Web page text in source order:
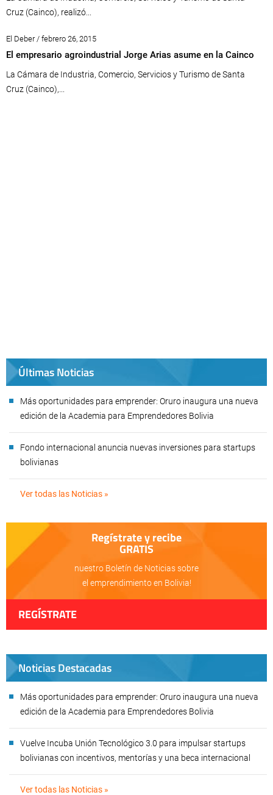
Cruz (Cainco), realizó...
El Deber / febrero 26, 2015
El empresario agroindustrial Jorge Arias asume en la Cainco
La Cámara de Industria, Comercio, Servicios y Turismo de Santa
Cruz (Cainco),...
Últimas Noticias
Más oportunidades para emprender: Oruro inaugura una nueva
edición de la Academia para Emprendedores Bolivia
Fondo internacional anuncia nuevas inversiones para startups
bolivianas
Ver todas las Noticias »
Regístrate y recibe
GRATIS
nuestro Boletín de Noticias sobre
el emprendimiento en Bolivia!
REGÍSTRATE
Noticias Destacadas
Más oportunidades para emprender: Oruro inaugura una nueva
edición de la Academia para Emprendedores Bolivia
Vuelve Incuba Unión Tecnológico 3.0 para impulsar startups
bolivianas con incentivos, mentorías y una beca internacional
Ver todas las Noticias »